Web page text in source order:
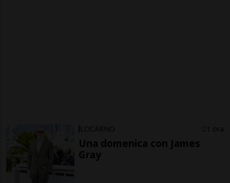
LOCARNO 1 ora
Una domenica con James
Gray